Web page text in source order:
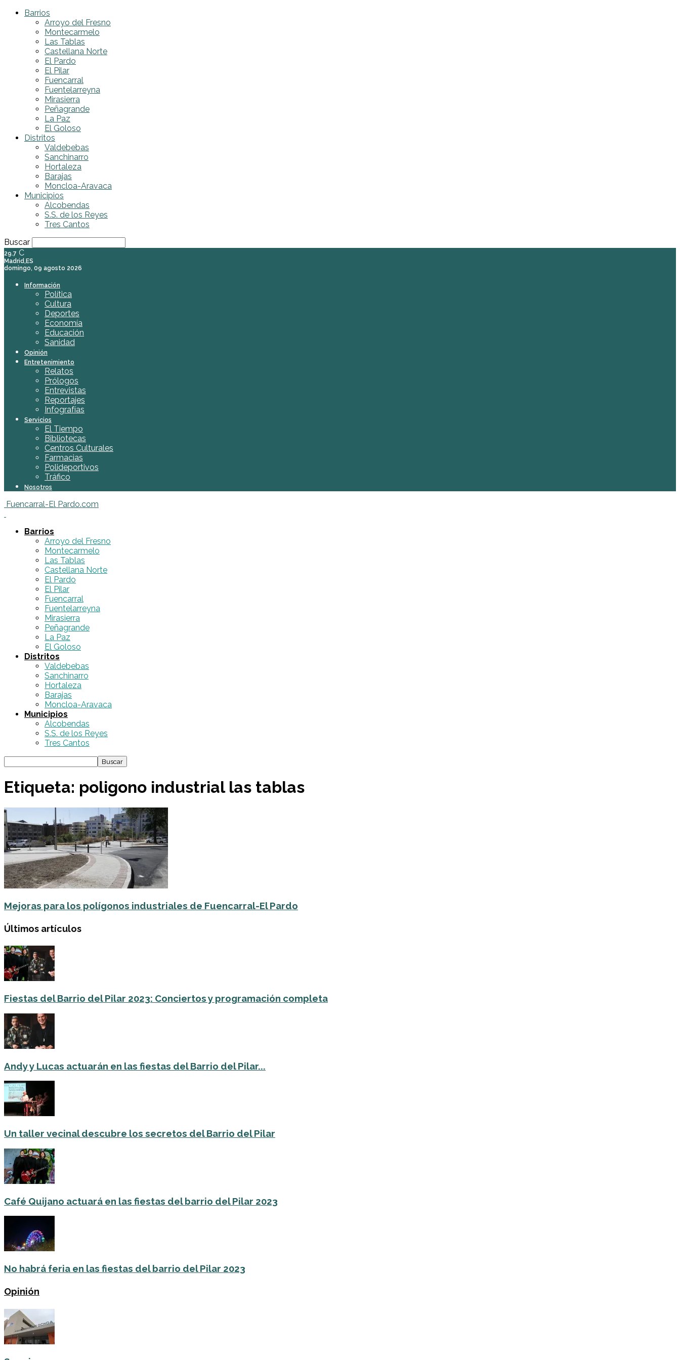
Barrios
Arroyo del Fresno
Montecarmelo
Las Tablas
Castellana Norte
El Pardo
El Pilar
Fuencarral
Fuentelarreyna
Mirasierra
Peñagrande
La Paz
El Goloso
Distritos
Valdebebas
Sanchinarro
Hortaleza
Barajas
Moncloa-Aravaca
Municipios
Alcobendas
S.S. de los Reyes
Tres Cantos
Buscar
29.7 C
Madrid,ES
domingo, 09 agosto 2026
Información
Política
Cultura
Deportes
Economía
Educación
Sanidad
Opinión
Entretenimiento
Relatos
Prólogos
Entrevistas
Reportajes
Infografías
Servicios
El Tiempo
Bibliotecas
Centros Culturales
Farmacias
Polideportivos
Tráfico
Nosotros
Fuencarral-El Pardo.com
Barrios
Arroyo del Fresno
Montecarmelo
Las Tablas
Castellana Norte
El Pardo
El Pilar
Fuencarral
Fuentelarreyna
Mirasierra
Peñagrande
La Paz
El Goloso
Distritos
Valdebebas
Sanchinarro
Hortaleza
Barajas
Moncloa-Aravaca
Municipios
Alcobendas
S.S. de los Reyes
Tres Cantos
Etiqueta: poligono industrial las tablas
Mejoras para los polígonos industriales de Fuencarral-El Pardo
Últimos artículos
Fiestas del Barrio del Pilar 2023: Conciertos y programación completa
Andy y Lucas actuarán en las fiestas del Barrio del Pilar...
Un taller vecinal descubre los secretos del Barrio del Pilar
Café Quijano actuará en las fiestas del barrio del Pilar 2023
No habrá feria en las fiestas del barrio del Pilar 2023
Opinión